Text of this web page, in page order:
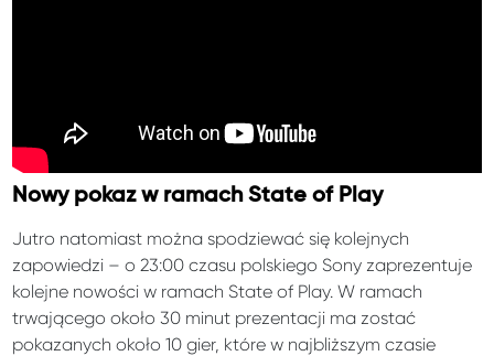
Nowy pokaz w ramach State of Play
Jutro natomiast można spodziewać się kolejnych
zapowiedzi – o 23:00 czasu polskiego Sony zaprezentuje
kolejne nowości w ramach State of Play. W ramach
trwającego około 30 minut prezentacji ma zostać
pokazanych około 10 gier, które w najbliższym czasie